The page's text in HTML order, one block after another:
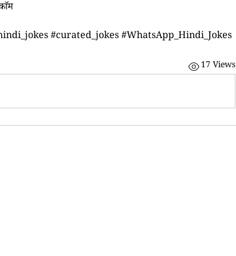
#curated_jokes #WhatsApp_Hindi_Jokes
17 Views